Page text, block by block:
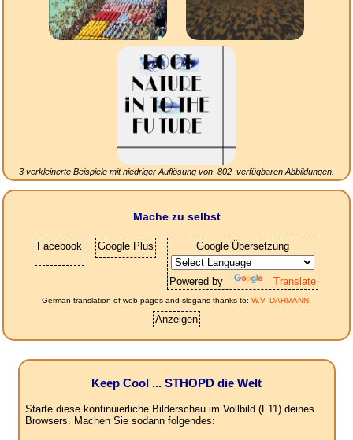
3 verkleinerte Beispiele mit niedriger Auflösung von 802 verfügbaren Abbildungen.
Mache zu selbst
Facebook Google Plus Google Übersetzung
Powered by Translate
German translation of web pages and slogans thanks to: W.V. DAHMANN.
Anzeigen
Keep Cool ... STHOPD die Welt
Starte diese kontinuierliche Bilderschau im Vollbild (F11) deines
Browsers. Machen Sie sodann folgendes: